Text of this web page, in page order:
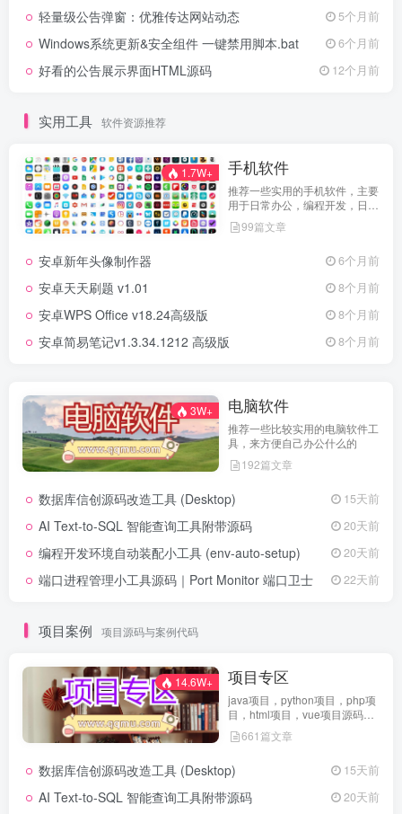
轻量级公告弹窗：优雅传达网站动态 5个月前
Windows系统更新&安全组件 一键禁用脚本.bat 6个月前
好看的公告展示界面HTML源码 12个月前
实用工具 软件资源推荐
1.7W+ 手机软件
推荐一些实用的手机软件，主要
用于日常办公，编程开发，日常
维护，娱乐等等
99篇文章
安卓新年头像制作器 6个月前
安卓天天刷题 v1.01 8个月前
安卓WPS Office v18.24高级版 8个月前
安卓简易笔记v1.3.34.1212 高级版 8个月前
3W+ 电脑软件
推荐一些比较实用的电脑软件工
具，来方便自己办公什么的
192篇文章
数据库信创源码改造工具 (Desktop) 15天前
AI Text-to-SQL 智能查询工具附带源码 20天前
编程开发环境自动装配小工具 (env-auto-setup) 20天前
端口进程管理小工具源码｜Port Monitor 端口卫士 22天前
项目案例 项目源码与案例代码
14.6W+ 项目专区
java项目，python项目，php项
目，html项目，vue项目源码免
费查看661篇文章
数据库信创源码改造工具 (Desktop) 15天前
AI Text-to-SQL 智能查询工具附带源码 20天前